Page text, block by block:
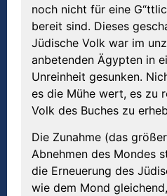
noch nicht für eine
bereit sind. Dieses
Jüdische Volk war im
anbetenden Ägypten in
Unreinheit gesunken.
es die Mühe wert, es zu
Volk des Buches zu
Die Zunahme (das
Abnehmen des Mondes
die Erneuerung des
wie dem Mond